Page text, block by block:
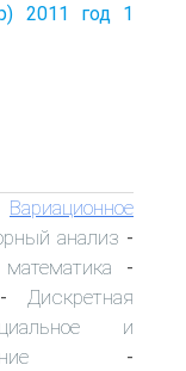
2011 год 1
Вариационное
анализ -
-
Дискретная
и
-